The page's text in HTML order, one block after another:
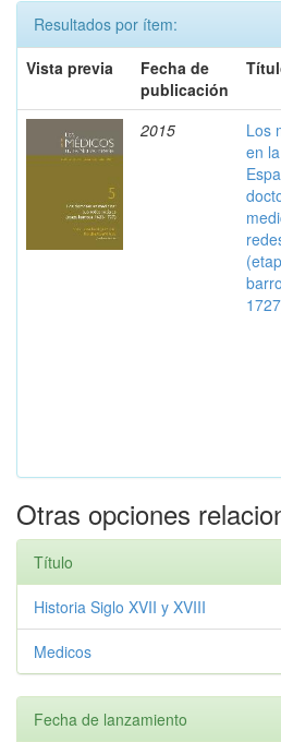
Resultados por ítem:
Vista previa
Fecha de
publicación
2015
Los
en
Otras opciones
Título
Historia Siglo XVII y XVIII
Medicos
Fecha de lanzamiento